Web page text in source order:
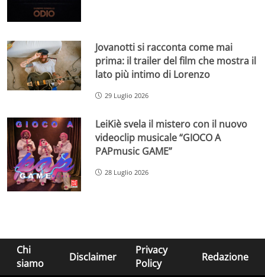
Jovanotti si racconta come mai
prima: il trailer del film che mostra il
lato più intimo di Lorenzo
29 Luglio 2026
LeiKiè svela il mistero con il nuovo
videoclip musicale “GIOCO A
PAPmusic GAME”
28 Luglio 2026
Chi
siamo
Disclaimer
Privacy
Policy
Redazione